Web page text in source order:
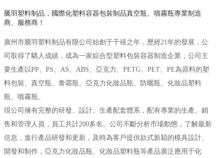
騰羽塑料制品，國際化塑料容器包裝制品真空瓶、噴霧瓶專業制造
商、服務商！
廣州市騰羽塑料制品有限公司始創于千禧之年，歷經21年的發展，公
司取得了驕人成績，成為一家綜合型塑料包裝容器制造企業，公司主
要生產以PP、PS、AS、ABS、亞克力、PETG、PET、PE為原料的塑
料包裝、真空瓶、膏霜瓶、亞克力化妝品瓶、防曬瓶、化妝品塑料
瓶、噴霧瓶。
現公司擁有完整的研發、設計、生產配套體系，配有專業的生產、銷
售和管理人員，員工共計200多名。公司不斷分析市場動態，了解最新
信息，進行產品研發和更新，及時為客戶提供款式新穎的模具設計、
開發和制作，亞克力化妝品瓶、化妝品塑料瓶等產品廣泛應用于化